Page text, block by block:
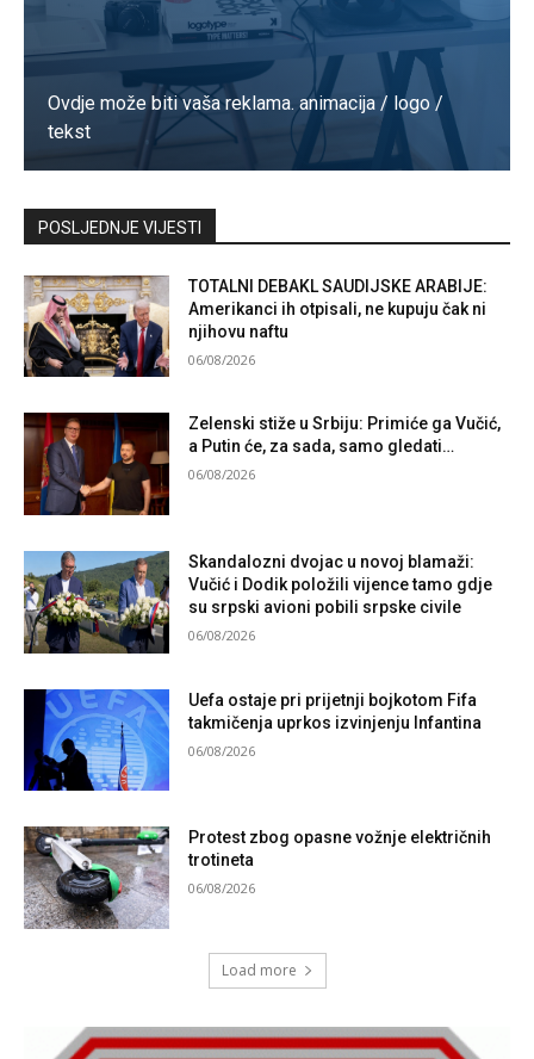
Ovdje može biti vaša reklama. animacija / logo /
tekst
Kontaktirajte nas
POSLJEDNJE VIJESTI
TOTALNI DEBAKL SAUDIJSKE ARABIJE:
Amerikanci ih otpisali, ne kupuju čak ni
njihovu naftu
06/08/2026
Zelenski stiže u Srbiju: Primiće ga Vučić,
a Putin će, za sada, samo gledati…
06/08/2026
Skandalozni dvojac u novoj blamaži:
Vučić i Dodik položili vijence tamo gdje
su srpski avioni pobili srpske civile
06/08/2026
Uefa ostaje pri prijetnji bojkotom Fifa
takmičenja uprkos izvinjenju Infantina
06/08/2026
Protest zbog opasne vožnje električnih
trotineta
06/08/2026
Load more